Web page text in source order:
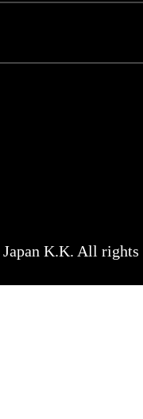
K.K. All rights